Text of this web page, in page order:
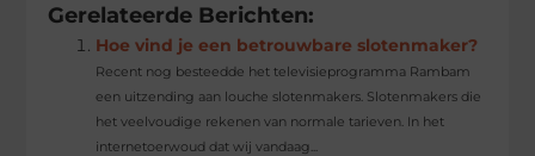
Gerelateerde Berichten:
Hoe vind je een betrouwbare slotenmaker?
Recent nog besteedde het televisieprogramma Rambam
een uitzending aan louche slotenmakers. Slotenmakers die
het veelvoudige rekenen van normale tarieven. In het
internetoerwoud dat wij vandaag...